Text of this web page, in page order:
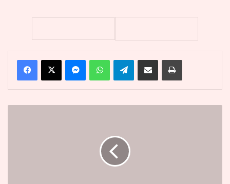
FacebookX MessengerWhatsAppTelegramPartager par email Imprimer